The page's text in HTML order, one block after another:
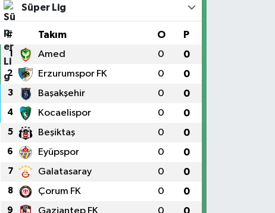
Süper Lig
# Takım O P
1 Amed 0 0
2 Erzurumspor FK 0 0
3 Başakşehir 0 0
4 Kocaelispor 0 0
5 Beşiktaş 0 0
6 Eyüpspor 0 0
7 Galatasaray 0 0
8 Çorum FK 0 0
9